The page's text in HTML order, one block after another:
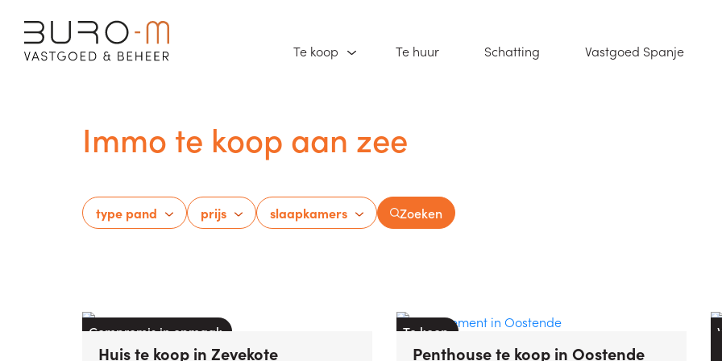
Te koop Te huur(Te huur)Schatting (Schatting)Vastgoed Spanje
Immo te koop aan zee
type pand prijs slaapkamers Zoeken
Compromis in opmaak
Huiste koop in Zevekote
Te koop
Penthousete koop in Oostende